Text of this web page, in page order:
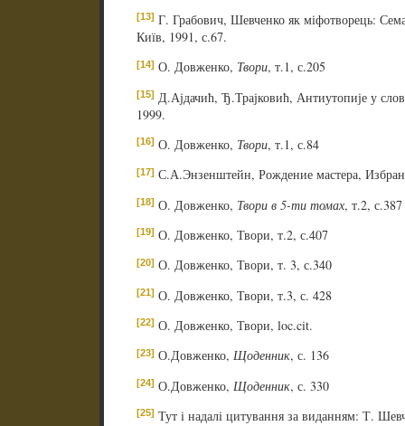
[13] Г. Грабович, Шевченко як міфотворець:
Київ, 1991, с.67.
[14] О. Довженко, Твори, т.1, с.205
[15] Д.Ајдачић, Ђ.Трајковић, Антиутопије у
1999.
[16] О. Довженко, Твори, т.1, с.84
[17] С.А.Энзенштейн, Рождение мастера,
[18] О. Довженко, Твори в 5-ти томах, т.2, с.387
[19] О. Довженко, Твори, т.2, с.407
[20] О. Довженко, Твори, т. 3, с.340
[21] О. Довженко, Твори, т.3, с. 428
[22] О. Довженко, Твори, loc.cit.
[23] О.Довженко, Щоденник, с. 136
[24] О.Довженко, Щоденник, с. 330
[25] Тут і надалі цитування за виданням: Т.